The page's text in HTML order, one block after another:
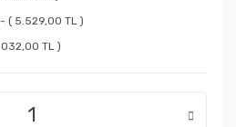
( 5.529,00 TL )
TL )